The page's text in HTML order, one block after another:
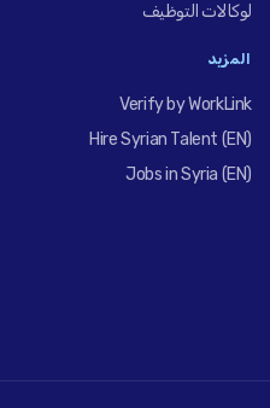
لوكالات التوظيف
المزيد
Verify by WorkLink
Hire Syrian Talent (EN)
Jobs in Syria (EN)